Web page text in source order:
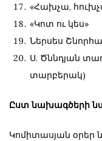
«Հախչա,
«Կոտ ու կես»
Ներսես
Ս. Ծննդյան
տարբերակ)
Ըստ նախագծերի
Կոմիտասյան օրեր